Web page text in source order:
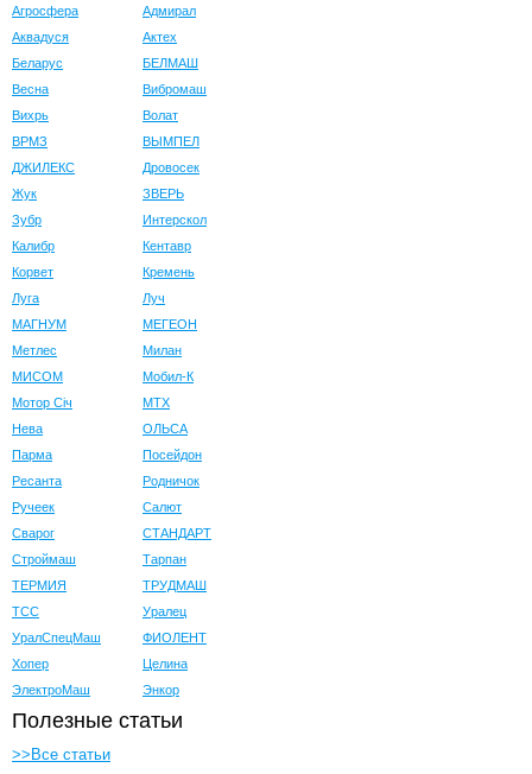
Агросфера
Адмирал
Аквадуся
Актех
Беларус
БЕЛМАШ
Весна
Вибромаш
Вихрь
Волат
ВРМЗ
ВЫМПЕЛ
ДЖИЛЕКС
Дровосек
Жук
ЗВЕРЬ
Зубр
Интерскол
Калибр
Кентавр
Корвет
Кремень
Луга
Луч
МАГНУМ
МЕГЕОН
Метлес
Милан
МИСОМ
Мобил-К
Мотор Сiч
МТХ
Нева
ОЛЬСА
Парма
Посейдон
Ресанта
Родничок
Ручеек
Салют
Сварог
СТАНДАРТ
Строймаш
Тарпан
ТЕРМИЯ
ТРУДМАШ
ТСС
Уралец
УралСпецМаш
ФИОЛЕНТ
Хопер
Целина
ЭлектроМаш
Энкор
Полезные статьи
>>Все статьи